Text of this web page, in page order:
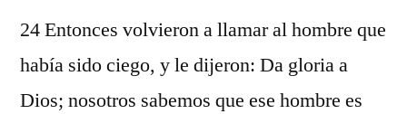
24 Entonces volvieron a llamar al hombre que
había sido ciego, y le dijeron: Da gloria a
Dios; nosotros sabemos que ese hombre es